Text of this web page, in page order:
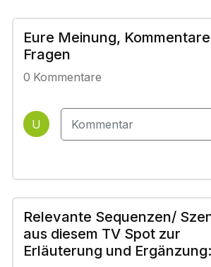
Eure Meinung,
Fragen
0 Kommentare
U
Relevante Sequenzen/
aus diesem TV Spot zur
Erläuterung und Ergänzung: